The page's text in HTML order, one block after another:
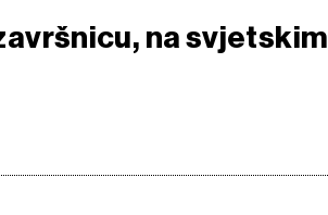
na svjetskim